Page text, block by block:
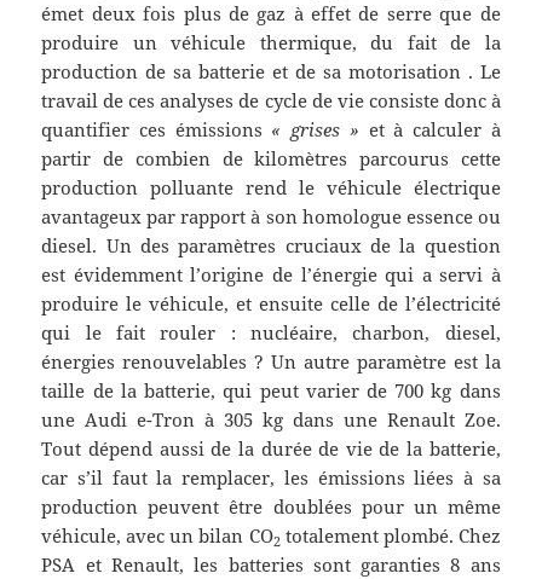
émet deux fois plus de gaz à effet de serre que de
produire un véhicule thermique, du fait de la
production de sa batterie et de sa motorisation . Le
travail de ces analyses de cycle de vie consiste donc à
quantifier ces émissions « grises » et à calculer à
partir de combien de kilomètres parcourus cette
production polluante rend le véhicule électrique
avantageux par rapport à son homologue essence ou
diesel. Un des paramètres cruciaux de la question
est évidemment l’origine de l’énergie qui a servi à
produire le véhicule, et ensuite celle de l’électricité
qui le fait rouler : nucléaire, charbon, diesel,
énergies renouvelables ? Un autre paramètre est la
taille de la batterie, qui peut varier de 700 kg dans
une Audi e-Tron à 305 kg dans une Renault Zoe.
Tout dépend aussi de la durée de vie de la batterie,
car s’il faut la remplacer, les émissions liées à sa
production peuvent être doublées pour un même
véhicule, avec un bilan CO2 totalement plombé. Chez
PSA et Renault, les batteries sont garanties 8 ans